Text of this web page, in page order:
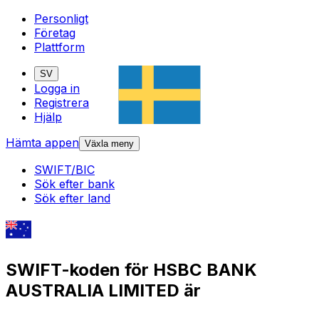
Personligt
Företag
Plattform
SV
Logga in
Registrera
Hjälp
Hämta appen Växla meny
SWIFT/BIC
Sök efter bank
Sök efter land
SWIFT-koden för HSBC BANK
AUSTRALIA LIMITED är